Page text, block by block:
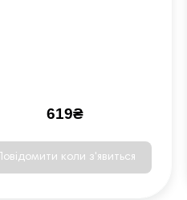
619₴
коли з'явиться